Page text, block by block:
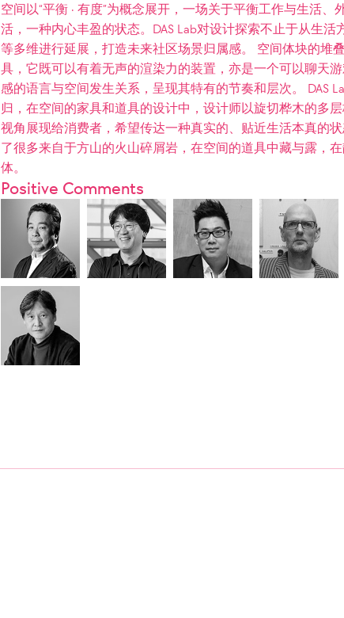
空间以“平衡 · 有度”为概念展开，一场关于平衡工作与生活
活，一种内心丰盈的状态。DAS Lab对设计探索不止于从生
等多维进行延展，打造未来社区场景归属感。 空间体块的堆
具，它既可以有着无声的渲染力的装置，亦是一个可以聊天
感的语言与空间发生关系，呈现其特有的节奏和层次。 DAS
归，在空间的家具和道具的设计中，设计师以旋切桦木的多
视角展现给消费者，希望传达一种真实的、贴近生活本真的
了很多来自于方山的火山碎屑岩，在空间的道具中藏与露，
体。
Positive Comments